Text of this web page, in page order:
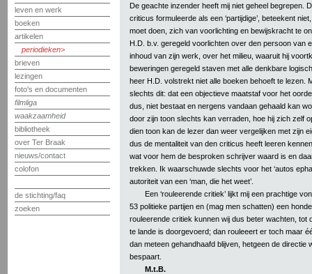
leven en werk
boeken
artikelen
periodieken
brieven
lezingen
foto's en documenten
filmliga
waakzaamheid
bibliotheek
over Ter Braak
nieuws/contact
colofon
de stichting/faq
zoeken
De geachte inzender heeft mij niet geheel begrepen.
criticus formuleerde als een ‘partijdige’, beteekent
moet doen, zich van voorlichting en bewijskracht te
H.D. b.v. geregeld voorlichten over den persoon van
inhoud van zijn werk, over het milieu, waaruit hij
beweringen geregeld staven met alle denkbare
heer H.D. volstrekt niet alle boeken behoeft te lezen.
slechts dit: dat een objectieve maatstaf voor het
dus, niet bestaat en nergens vandaan gehaald kan
door zijn toon slechts kan verraden, hoe hij zich zelf
dien toon kan de lezer dan weer vergelijken met zijn
dus de mentaliteit van den criticus heeft leeren
wat voor hem de besproken schrijver waard is en
trekken. Ik waarschuwde slechts voor het ‘autos
autoriteit van een ‘man, die het weet’.
Een ‘rouleerende critiek’ lijkt mij een prachtige
53 politieke partijen en (mag men schatten) een
rouleerende critiek kunnen wij dus beter wachten, tot
te lande is doorgevoerd; dan rouleeert er toch maar
dan meteen gehandhaafd blijven, hetgeen de directie
bespaart.
M.t.B.